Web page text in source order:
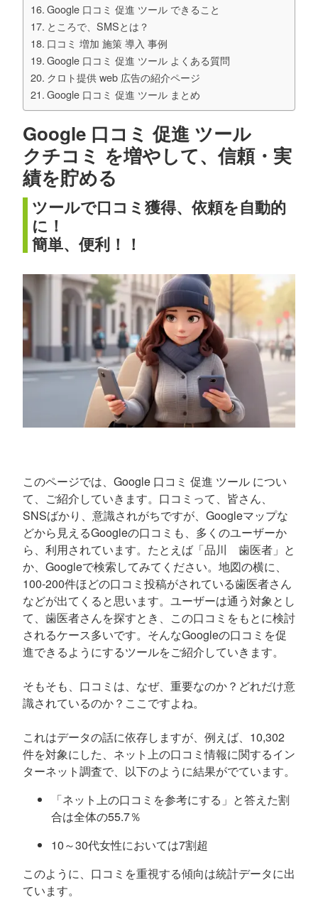
Google 口コミ 促進 ツール できること
ところで、SMSとは？
口コミ 増加 施策 導入 事例
Google 口コミ 促進 ツール よくある質問
クロト提供 web 広告の紹介ページ
Google 口コミ 促進 ツール まとめ
Google 口コミ 促進 ツール
クチコミ を増やして、信頼・実
績を貯める
ツールで口コミ獲得、依頼を自動的
に！
簡単、便利！！
このページでは、Google 口コミ 促進 ツール につい
て、ご紹介していきます。口コミって、皆さん、
SNSばかり、意識されがちですが、Googleマップな
どから見えるGoogleの口コミも、多くのユーザーか
ら、利用されています。たとえば「品川 歯医者」と
か、Googleで検索してみてください。地図の横に、
100-200件ほどの口コミ投稿がされている歯医者さん
などが出てくると思います。ユーザーは通う対象とし
て、歯医者さんを探すとき、この口コミをもとに検討
されるケース多いです。そんなGoogleの口コミを促
進できるようにするツールをご紹介していきます。
そもそも、口コミは、なぜ、重要なのか？どれだけ意
識されているのか？ここですよね。
これはデータの話に依存しますが、例えば、10,302
件を対象にした、ネット上の口コミ情報に関するイン
ターネット調査で、以下のように結果がでています。
「ネット上の口コミを参考にする」と答えた割
合は全体の55.7％
10～30代女性においては7割超
このように、口コミを重視する傾向は統計データに出
ています。